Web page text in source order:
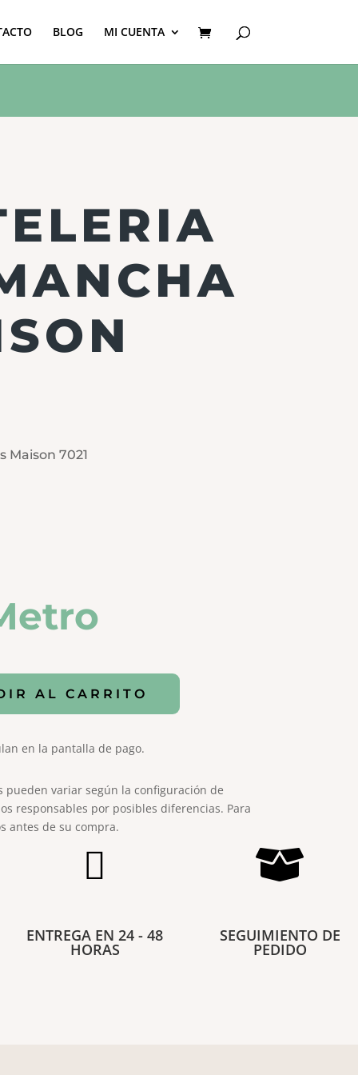
BLOG MI CUENTA
7021
AL CARRITO
en la pantalla de pago.
pueden variar según la configuración de
responsables por posibles diferencias. Para
antes de su compra.

ENTREGA EN 24 - 48
HORAS

SEGUIMIENTO DE
PEDIDO